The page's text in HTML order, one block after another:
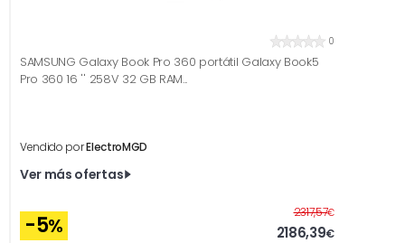
0
SAMSUNG Galaxy Book Pro 360 portátil Galaxy Book5
Pro 360 16 '' 258V 32 GB RAM...
Vendido porElectroMGD
Ver más ofertas
-5%
2317,57€Antes
2186,39€